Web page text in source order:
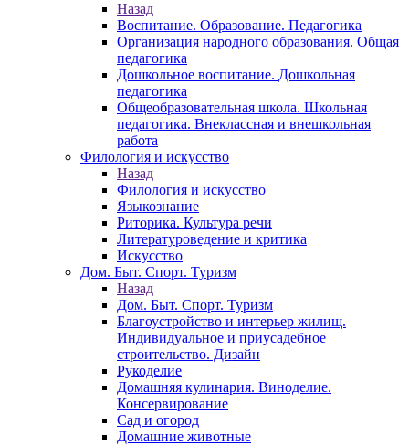
Назад
Воспитание. Образование. Педагогика
Организация народного образования. Общая
педагогика
Дошкольное воспитание. Дошкольная
педагогика
Общеобразовательная школа. Школьная
педагогика. Внеклассная и внешкольная
работа
Филология и искусство
Назад
Филология и искусство
Языкознание
Риторика. Культура речи
Литературоведение и критика
Искусство
Дом. Быт. Спорт. Туризм
Назад
Дом. Быт. Спорт. Туризм
Благоустройство и интерьер жилищ.
Индивидуальное и приусадебное
строительство. Дизайн
Рукоделие
Домашняя кулинария. Виноделие.
Консервирование
Сад и огород
Домашние животные